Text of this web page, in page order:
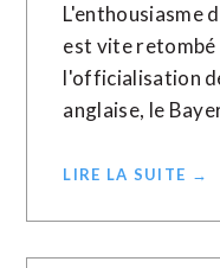
L'enthousiasme
est vite retombé
l'officialisation
anglaise, le
LIRE LA SUITE →